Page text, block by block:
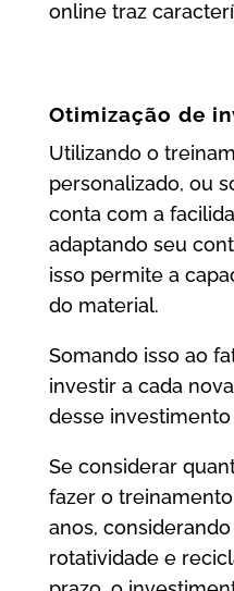
online traz
Otimização de
Utilizando o
personalizado, ou
conta com a
adaptando seu
isso permite a
do material.
Somando isso ao
investir a cada
desse
Se considerar
fazer o
anos,
rotatividade e